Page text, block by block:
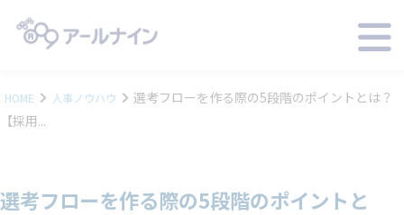
HOME 人事ノウハウ
選考フローを作る際の5段階のポイントとは？
【採用...
選考フローを作る際の5段階のポイントと